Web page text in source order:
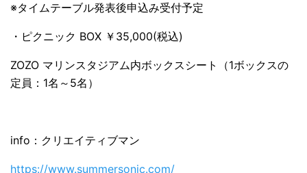
※タイムテーブル発表後申込み受付予定
・ピクニック BOX ￥35,000(税込)
ZOZO マリンスタジアム内ボックスシート（1ボックスの
定員：1名～5名）
info：クリエイティブマン
https://www.summersonic.com/